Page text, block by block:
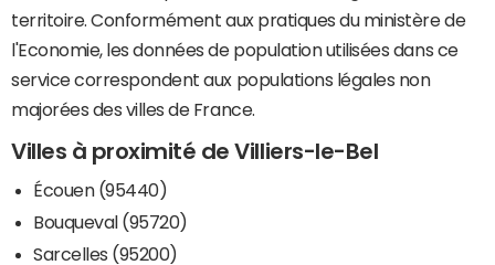
territoire. Conformément aux pratiques du ministère de
l'Economie, les données de population utilisées dans ce
service correspondent aux populations légales non
majorées des villes de France.
Villes à proximité de Villiers-le-Bel
Écouen (95440)
Bouqueval (95720)
Sarcelles (95200)